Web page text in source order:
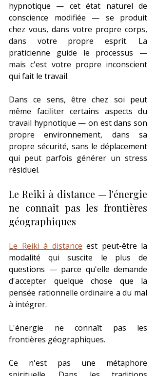
hypnotique — cet état naturel de
conscience modifiée — se produit
chez vous, dans votre propre corps,
dans votre propre esprit. La
praticienne guide le processus —
mais c'est votre propre inconscient
qui fait le travail.
Dans ce sens, être chez soi peut
même faciliter certains aspects du
travail hypnotique — on est dans son
propre environnement, dans sa
propre sécurité, sans le déplacement
qui peut parfois générer un stress
résiduel.
Le Reiki à distance — l'énergie
ne connaît pas les frontières
géographiques
Le Reiki à distance est peut-être la
modalité qui suscite le plus de
questions — parce qu'elle demande
d'accepter quelque chose que la
pensée rationnelle ordinaire a du mal
à intégrer.
L'énergie ne connaît pas les
frontières géographiques.
Ce n'est pas une métaphore